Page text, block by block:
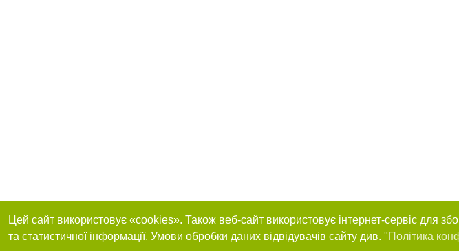
Цей сайт використовує «cookies». Також веб-сайт використовує інтернет-сервіс для
та статистичної інформації. Умови обробки даних відвідувачів сайту див. "Політика